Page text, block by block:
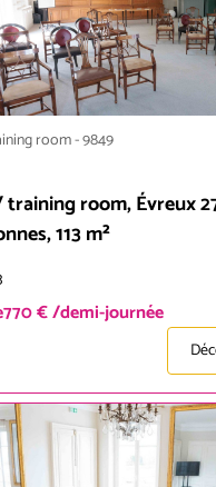
room-9849
room, Évreux
113 m²
770 € /demi-journée